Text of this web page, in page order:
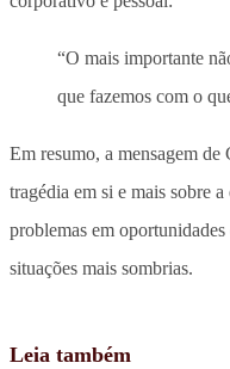
“O mais importante
que fazemos com o
Em resumo, a mensagem
tragédia em si e mais sobre
problemas em
situações mais sombrias.
Leia também